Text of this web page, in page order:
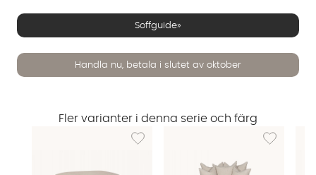
Soffguide»
Handla nu, betala i slutet av oktober
Fler varianter i denna serie och färg
Lägg till i önskelista: MONACO Fotpall Beige
Lägg till i